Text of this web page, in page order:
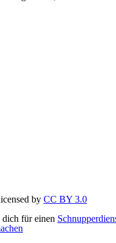
by CC BY 3.0
dich für einen